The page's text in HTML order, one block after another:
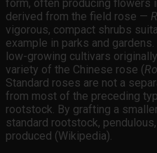
form, often producing flowers
derived from the field rose —
vigorous, compact shrubs
example in parks and
low-growing cultivars
variety of the Chinese rose (
Standard roses are not a
from most of the preceding
rootstock. By grafting a
standard rootstock,
produced (Wikipedia).